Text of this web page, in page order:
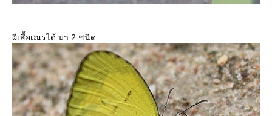
ผีเสื้อเณรได้ มา 2 ชนิด